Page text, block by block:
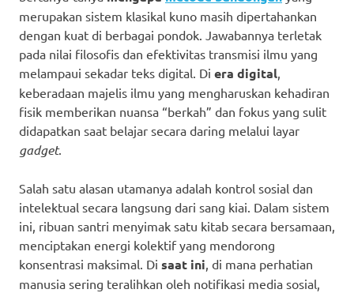
merupakan sistem klasikal kuno masih dipertahankan
dengan kuat di berbagai pondok. Jawabannya terletak
pada nilai filosofis dan efektivitas transmisi ilmu yang
melampaui sekadar teks digital. Di era digital
keberadaan majelis ilmu yang mengharuskan kehadiran
fisik memberikan nuansa “berkah” dan fokus yang sulit
didapatkan saat belajar secara daring melalui layar
gadget.
Salah satu alasan utamanya adalah kontrol sosial dan
intelektual secara langsung dari sang kiai. Dalam sistem
ini, ribuan santri menyimak satu kitab secara bersamaan,
menciptakan energi kolektif yang mendorong
konsentrasi maksimal. Di saat ini , di mana perhatian
manusia sering teralihkan oleh notifikasi media sosial,